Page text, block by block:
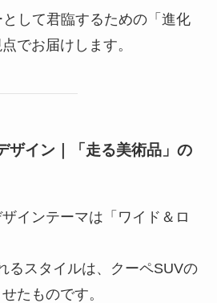
して君臨するための「進化
でお届けします。
ザイン｜「走る美術品」の
インテーマは「ワイド＆ロ
るスタイルは、クーペSUVの
たものです。